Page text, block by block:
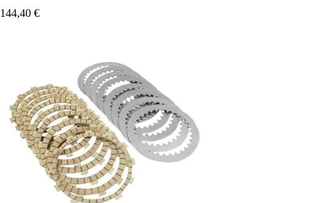
144,40 €